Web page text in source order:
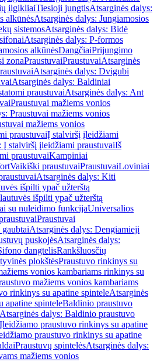
ilgikliaiTiesioji jungtisAtsarginės dalys:
alkūnėsAtsarginės dalys: Jungiamosios
sistemosAtsarginės dalys: Bidė
Atsarginės dalys: P-formos
alkūnėsDangčiaiPrijungimo
zonaPraustuvaiPraustuvaiAtsarginės
Atsarginės dalys: Dvigubi
Atsarginės dalys: Baldiniai
praustuvaiAtsarginės dalys: Ant
Praustuvai mažiems vonios
Praustuvai mažiems vonios
mažiems vonios
praustuvaiĮ stalviršį įleidžiami
Į stalviršį įleidžiami praustuvaiIš
praustuvaiKampiniai
Vaikiški praustuvaiPraustuvaiLoviniai
Atsarginės dalys: Kiti
išpilti ypač užterštą
išpilti ypač užterštą
su nuleidimo funkcijaUniversalios
Praustuvai
Atsarginės dalys: Dengiamieji
puskojėsAtsarginės dalys:
dangtelisRankšluosčių
plokštėsPraustuvo rinkinys su
vonios kambariams rinkinys su
mažiems vonios kambariams
rinkinys su apatine spinteleAtsarginės
apatine spinteleBaldinio praustuvo
Atsarginės dalys: Baldinio praustuvo
Įleidžiamo praustuvo rinkinys su apatine
praustuvo rinkinys su apatine
Praustuvų spintelėsAtsarginės dalys:
mažiems vonios